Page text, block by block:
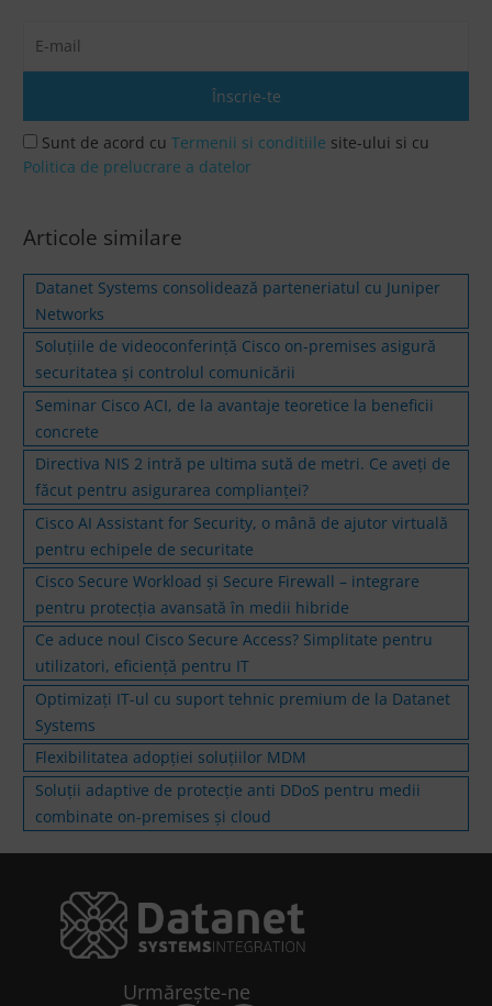
Sunt de acord cuTermenii si conditiile site-ului si cu
Politica de prelucrare a datelor
Articole similare
Datanet Systems consolidează parteneriatul cu Juniper
Networks
Soluțiile de videoconferință Cisco on-premises asigură
securitatea şi controlul comunicării
Seminar Cisco ACI, de la avantaje teoretice la beneficii
concrete
Directiva NIS 2 intră pe ultima sută de metri. Ce aveți de
făcut pentru asigurarea complianței?
Cisco AI Assistant for Security, o mână de ajutor virtuală
pentru echipele de securitate
Cisco Secure Workload și Secure Firewall – integrare
pentru protecția avansată în medii hibride
Ce aduce noul Cisco Secure Access? Simplitate pentru
utilizatori, eficiență pentru IT
Optimizați IT-ul cu suport tehnic premium de la Datanet
Systems
Flexibilitatea adopției soluțiilor MDM
Soluții adaptive de protecție anti DDoS pentru medii
combinate on-premises și cloud
Urmărește-ne